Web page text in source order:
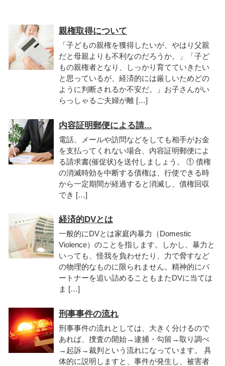
親権取得について
「子どもの親権を獲得したいが、やはり父親
だと母親よりも不利なのだろうか。」「子ど
もの親権者となり、しっかり育てていきたい
と思っているが、経済的には厳しいためどの
ように判断されるか不安だ。」お子さんがい
らっしゃるご夫婦が離 […]
内容証明郵便による請...
電話、メールや訪問などをしても相手がお金
を支払ってくれない場合、内容証明郵便によ
る請求書(催促状)を送付しましょう。 ① 債権
の消滅時効を中断する債権は、行使できる時
から一定期間が経過すると消滅し、債権回収
でき […]
経済的DVとは
一般的にDVとは家庭内暴力（Domestic
Violence）のことを指します。しかし、暴力と
いっても、怪我を負わせたり、力で脅すなど
の物理的なものに限られません。精神的にパ
ートナーを追い詰めることもまたDVに当ては
ま […]
刑事事件の流れ
刑事事件の流れとしては、大きく分けるので
あれば、捜査の開始→逮捕・勾留→取り調べ
→起訴→裁判という流れになっています。 具
体的に説明しますと、事件が発生し、被害者